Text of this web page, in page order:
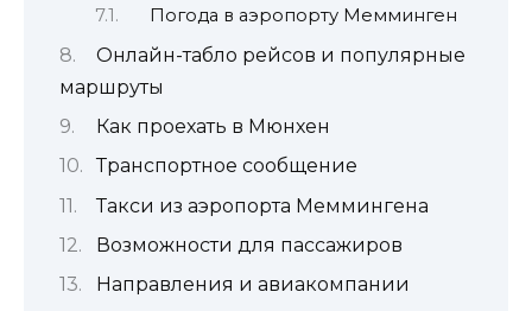
Погода в аэропорту Мемминген
Онлайн-табло рейсов и популярные
маршруты
Как проехать в Мюнхен
Транспортное сообщение
Такси из аэропорта Меммингена
Возможности для пассажиров
Направления и авиакомпании